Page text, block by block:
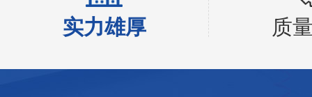
实力雄厚 质